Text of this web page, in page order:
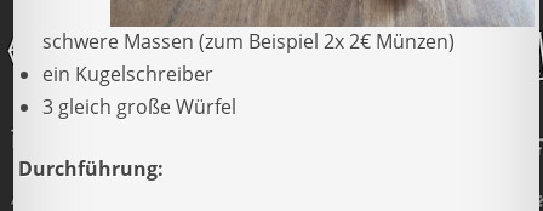
schwere Massen (zum Beispiel 2x 2€ Münzen)
ein Kugelschreiber
3 gleich große Würfel
Durchführung: